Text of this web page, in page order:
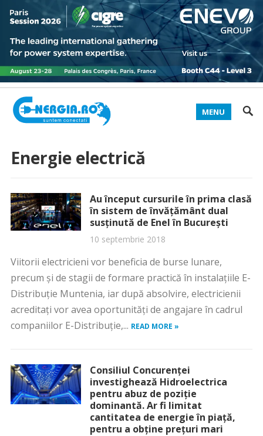
MENU
Energie electrică
Au început cursurile în prima clasă
în sistem de învăţământ dual
susţinută de Enel în Bucureşti
10 septembrie 2018
Viitorii electricieni vor beneficia de burse lunare,
precum și de stagii de formare practică în instalațiile E-
Distribuție Muntenia, iar după absolvire, electricienii
acreditați vor avea oportunități de angajare în cadrul
companiilor E-Distribuție,... READ MORE »
Consiliul Concurenţei
investighează Hidroelectrica
pentru abuz de poziţie
dominantă. Ar fi limitat
cantitatea de energie în piaţă,
pentru a obţine preţuri mari